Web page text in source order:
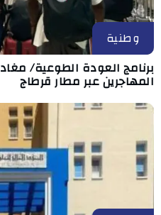
وطنية
برنامج العودة الطوعية/
المهاجرين عبر مطار قرطاج